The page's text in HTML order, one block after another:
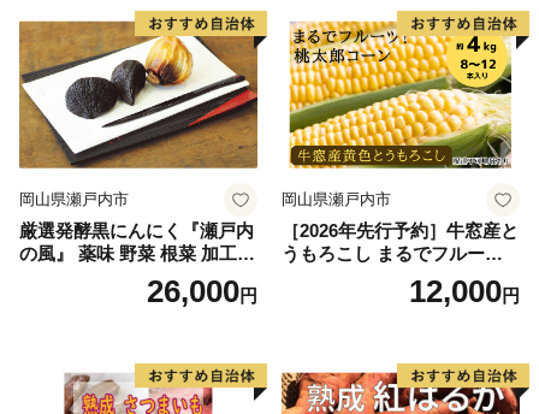
県 高鍋町産 産地直送 有機肥
料使用 高糖度 西森農園
県 高鍋町産 産地直送 有機肥
料使用 高糖度 西森農園
岡山県瀬戸内市
厳選発酵黒にんにく『瀬戸内
の風』 薬味 野菜 根菜 加工食
26,000円
岡山県瀬戸内市
［2026年先行予約］牛窓産と
うもろこし まるでフルー
ツ！最高糖度25度超え 生で
甘い、茹でて美味い！ 黄色
野菜
12,000円